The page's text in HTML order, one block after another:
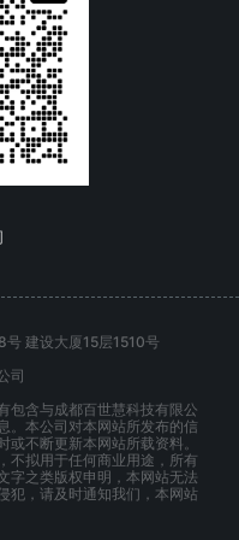
号 建设大厦15层1510号
司
包含与成都百世慧科技有限公
。本公司对本网站所发布的信
不断更新本网站所载资料。
不拟用于任何商业用途，所有
字之类版权申明，本网站无法
犯，请及时通知我们，本网站